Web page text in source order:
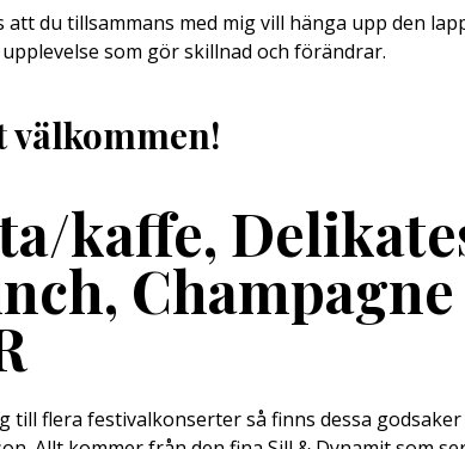
att du tillsammans med mig vill hänga upp den
som gör skillnad och förändrar.
välkommen!
kaffe,
till flera festivalkonserter så finns dessa